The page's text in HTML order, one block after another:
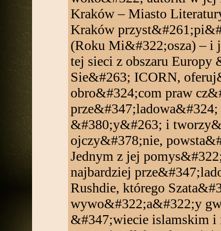
Kraków – Miasto
Kraków
(Roku Mi&#322;osza) – i
tej sieci z obszaru
Sie&#263; ICORN,
obro&#324;com praw
&#380;y&#263; i
ojczy&#378;nie,
Jednym z jej
najbardziej
Rushdie, którego
wywo&#322;a&#322;y
&#347;wiecie islamskim i